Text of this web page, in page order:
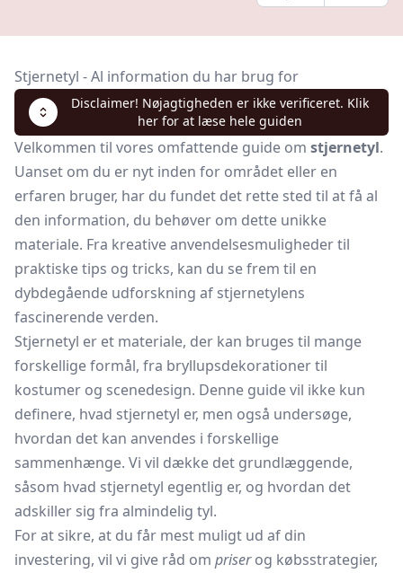
Stjernetyl - Al information du har brug for
Disclaimer! Nøjagtigheden er ikke verificeret. Klik
her for at læse hele guiden
Velkommen til vores omfattende guide om stjernetyl.
Uanset om du er nyt inden for området eller en
erfaren bruger, har du fundet det rette sted til at få al
den information, du behøver om dette unikke
materiale. Fra kreative anvendelsesmuligheder til
praktiske tips og tricks, kan du se frem til en
dybdegående udforskning af stjernetylens
fascinerende verden.
Stjernetyl er et materiale, der kan bruges til mange
forskellige formål, fra bryllupsdekorationer til
kostumer og scenedesign. Denne guide vil ikke kun
definere, hvad stjernetyl er, men også undersøge,
hvordan det kan anvendes i forskellige
sammenhænge. Vi vil dække det grundlæggende,
såsom hvad stjernetyl egentlig er, og hvordan det
adskiller sig fra almindelig tyl.
For at sikre, at du får mest muligt ud af din
investering, vil vi give råd om priserog købsstrategier,